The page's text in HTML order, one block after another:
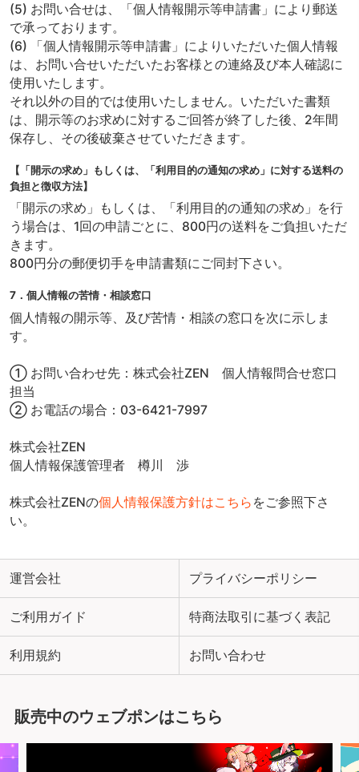
(5) お問い合せは、「個人情報開示等申請書」により郵送
で承っております。
(6) 「個人情報開示等申請書」によりいただいた個人情報
は、お問い合せいただいたお客様との連絡及び本人確認に
使用いたします。
それ以外の目的では使用いたしません。いただいた書類
は、開示等のお求めに対するご回答が終了した後、2年間
保存し、その後破棄させていただきます。
【「開示の求め」もしくは、「利用目的の通知の求め」に対する送料の
負担と徴収方法】
「開示の求め」もしくは、「利用目的の通知の求め」を行
う場合は、1回の申請ごとに、800円の送料をご負担いただ
きます。
800円分の郵便切手を申請書類にご同封下さい。
7．個人情報の苦情・相談窓口
個人情報の開示等、及び苦情・相談の窓口を次に示しま
す。
① お問い合わせ先：株式会社ZEN 個人情報問合せ窓口
担当
② お電話の場合：03-6421-7997
株式会社ZEN
個人情報保護管理者 樽川 渉
株式会社ZENの個人情報保護方針はこちら をご参照下さ
い。
運営会社 プライバシーポリシー
ご利用ガイド 特商法取引に基づく表記
利用規約 お問い合わせ
販売中のウェブポンはこちら